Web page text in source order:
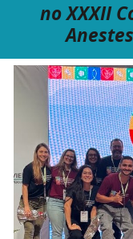
noXXXII